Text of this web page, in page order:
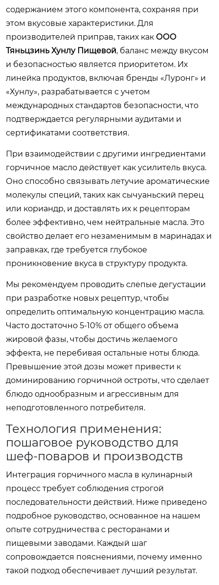
содержанием этого компонента, сохраняя при
этом вкусовые характеристики. Для
производителей приправ, таких как ООО
Тяньцзинь Хунлу Пищевой, баланс между вкусом
и безопасностью является приоритетом. Их
линейка продуктов, включая бренды «Луронг» и
«Хунлу», разрабатывается с учетом
международных стандартов безопасности, что
подтверждается регулярными аудитами и
сертификатами соответствия.
При взаимодействии с другими ингредиентами
горчичное масло действует как усилитель вкуса.
Оно способно связывать летучие ароматические
молекулы специй, таких как сычуаньский перец
или кориандр, и доставлять их к рецепторам
более эффективно, чем нейтральные масла. Это
свойство делает его незаменимым в маринадах и
заправках, где требуется глубокое
проникновение вкуса в структуру продукта.
Мы рекомендуем проводить слепые дегустации
при разработке новых рецептур, чтобы
определить оптимальную концентрацию масла.
Часто достаточно 5-10% от общего объема
жировой фазы, чтобы достичь желаемого
эффекта, не перебивая остальные ноты блюда.
Превышение этой дозы может привести к
доминированию горчичной остроты, что сделает
блюдо однообразным и агрессивным для
неподготовленного потребителя.
Технология применения:
пошаговое руководство для
шеф-поваров и производств
Интеграция горчичного масла в кулинарный
процесс требует соблюдения строгой
последовательности действий. Ниже приведено
подробное руководство, основанное на нашем
опыте сотрудничества с ресторанами и
пищевыми заводами. Каждый шаг
сопровождается пояснениями, почему именно
такой подход обеспечивает лучший результат.